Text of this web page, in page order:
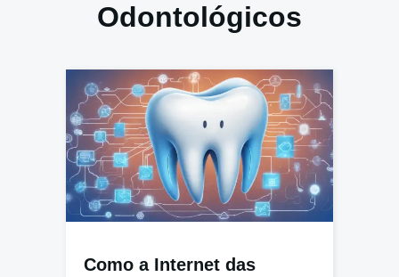
Odontológicos
Como a Internet das